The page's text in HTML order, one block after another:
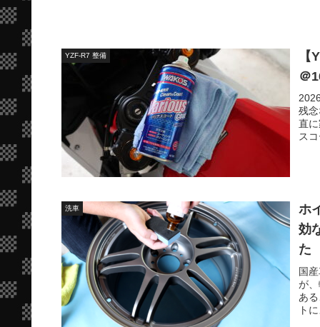
YZF-R7 整備
＠
残
直
ス
洗車
ホ
効
た
国
が
あ
ト